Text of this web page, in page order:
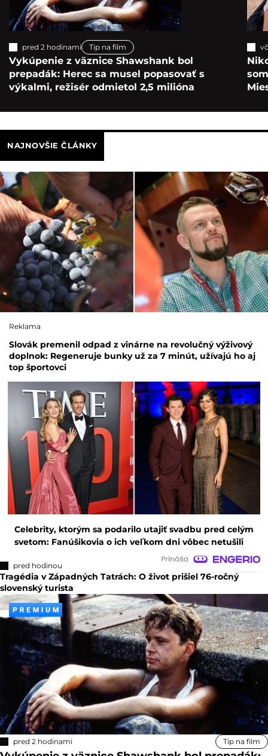
pred 2 hodinami Tip na film
Vykúpenie z väznice Shawshank bol
prepadák: Herec sa musel popasovať s
výkalmi, režisér odmietol 2,5 milióna
NAJNOVŠIE ČLÁNKY
Reklama
Slovák premenil odpad z vinárne na revolučný výživový
doplnok: Regeneruje bunky už za 7 minút, užívajú ho aj
top športovci
Celebrity, ktorým sa podarilo utajiť svadbu pred celým
svetom: Fanúšikovia o ich veľkom dni vôbec netušili
pred hodinou
Tragédia v Západných Tatrách: O život prišiel 76-ročný
slovenský turista
pred 2 hodinami Tip na film